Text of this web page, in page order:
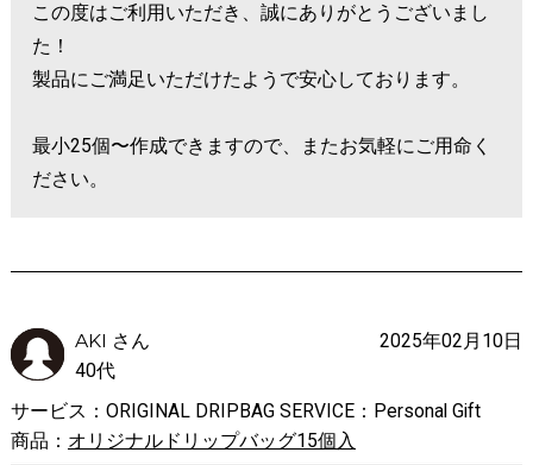
この度はご利用いただき、誠にありがとうございまし
た！
製品にご満足いただけたようで安心しております。
最小25個〜作成できますので、またお気軽にご用命く
ださい。
AKI さん
40代
サービス：ORIGINAL DRIPBAG SERVICE：Personal Gift
商品： オリジナルドリップバッグ15個入
2025年02月10日